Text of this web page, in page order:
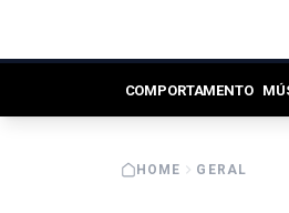
COMPORTAMENTO
HOME GERAL